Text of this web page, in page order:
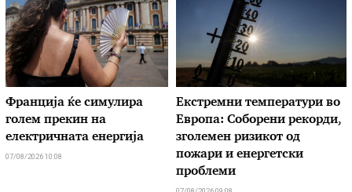
Франција ќе симулира
голем прекин на
електричната енергија
07/08/2026 10:08
Екстремни температури во
Европа: Соборени рекорди,
зголемен ризикот од
пожари и енергетски
проблеми